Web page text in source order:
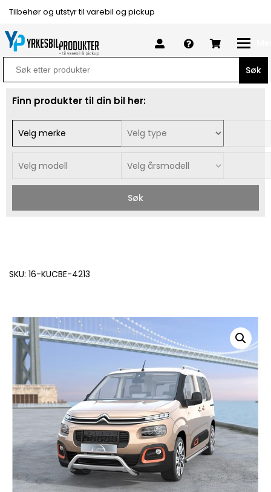
Tilbehør og utstyr til varebil og pickup
Search
for:
Finn produkter til din bil her:
Søk
SKU: 16-KUCBE-4213